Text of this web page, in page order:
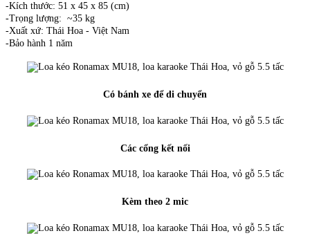
-Kích thước: 51 x 45 x 85 (cm)
-Trọng lượng: ~35 kg
-Xuất xứ: Thái Hoa - Việt Nam
-Bảo hành 1 năm
Có bánh xe để di chuyển
Các cổng kết nối
Kèm theo 2 mic